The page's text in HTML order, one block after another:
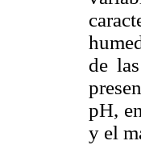
de
pH,
y el